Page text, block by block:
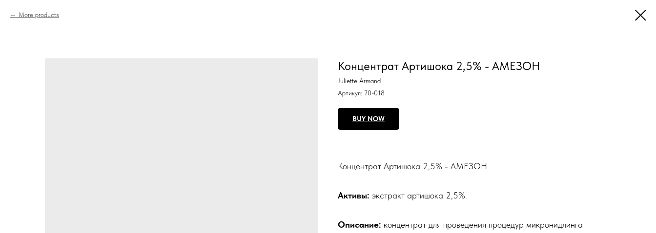
More products
Концентрат Артишока 2,5% - АМЕЗОН
Juliette Armand
Артикул: 70-018
BUY NOW
Концентрат Артишока 2,5% - АМЕЗОН
Активы: экстракт артишока 2,5%.
Описание: концентрат для проведения процедур микронидлинга